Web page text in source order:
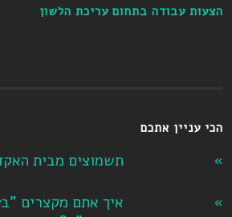
הצעות עבודה בתחום עריכת הלשון
הכי עניין אתכם
תשמוצים מבית
איך אתם מקצרים